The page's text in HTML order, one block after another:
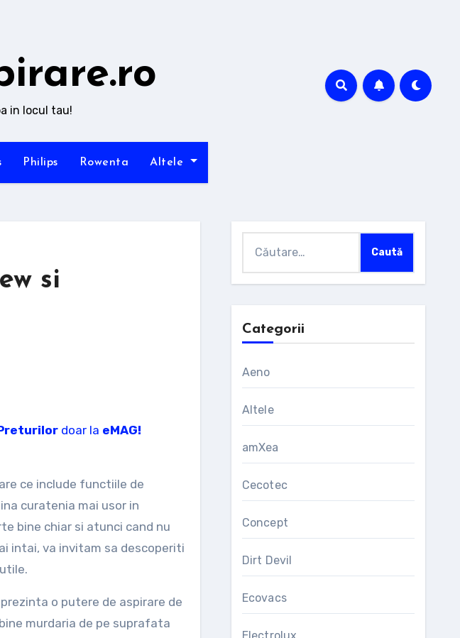
in locul tau!
Philips Rowenta Altele
si
doar la eMAG!
ce include functiile de
curatenia mai usor in
bine chiar si atunci cand nu
intai, va invitam sa descoperiti
prezinta o putere de aspirare de
murdaria de pe suprafata
după:
Categorii
Aeno
Altele
amXea
Cecotec
Concept
Dirt Devil
Ecovacs